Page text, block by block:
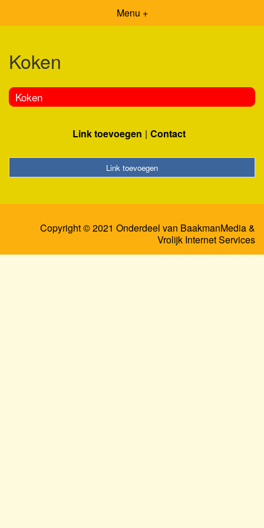
Menu +
Koken
Koken
Link toevoegen Contact
Link toevoegen
Copyright © 2021 Onderdeel van BaakmanMedia&
Vrolijk Internet Services